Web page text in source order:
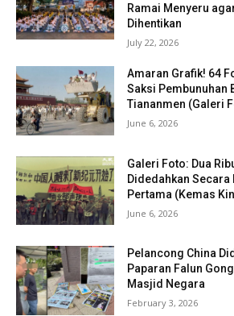
Ramai Menyeru
Dihentikan
July 22, 2026
Amaran Grafik! 64
Saksi Pembunuhan
Tiananmen (Galeri
June 6, 2026
Galeri Foto: Dua
Didedahkan Secara
Pertama (Kemas
June 6, 2026
Pelancong China
Paparan Falun
Masjid Negara
February 3, 2026